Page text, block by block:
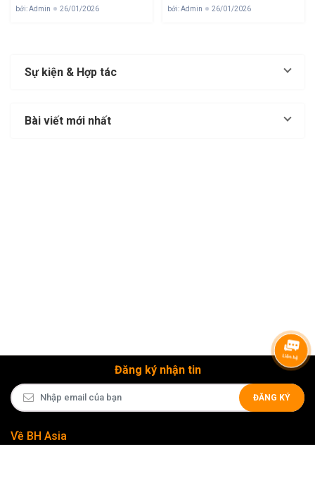
nhiếp ảnh: máy ảnh, ống kính,...
bởi: Admin 26/01/2026
Trung tâm sửa chữa, bảo hành
bởi: Admin 26/01/2026
Sự kiện & Hợp tác
Bài viết mới nhất
Đăng ký nhận tin
ĐĂNG KÝ
Về BH Asia